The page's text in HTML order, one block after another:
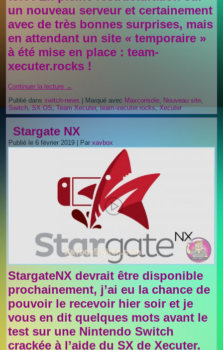
un nouveau serveur et certainement
avec de très bonnes surprises, mais
en attendant un site « temporaire »
à été mise en place : team-
xecuter.rocks !
Continuer la lecture →
Publié dans switch-news Marqué avec Maxconsole, Nouveau site,
Switch,SX OS,Team Xecuter,team-xecuter.rocks,Xecuter
Stargate NX
Publié le 6 février 2019 Par xavbox
StargateNX devrait être disponible
prochainement, j’ai eu la chance de
pouvoir le recevoir hier soir et je
vous en dit quelques mots avant le
test sur une Nintendo Switch
crackée à l’aide du SX de Xecuter.